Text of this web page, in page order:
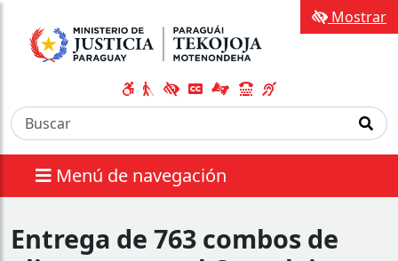
Menú de navegación
Mostrar
Entrega de 763 combos de